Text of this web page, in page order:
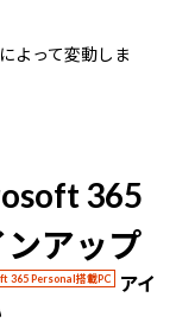
よって変動しま
365
ンアップ
365 Personal搭載PC
アイ